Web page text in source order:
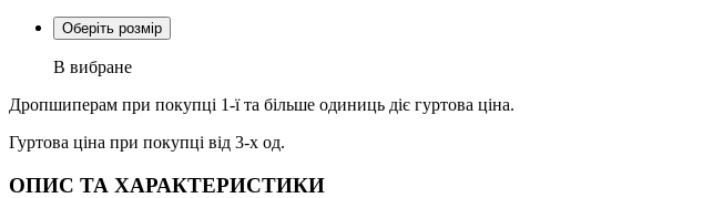
Оберіть розмір
В вибране
Дропшиперам при покупці 1-ї та більше одиниць діє гуртова ціна.
Гуртова ціна при покупці від 3-х од.
ОПИС ТА ХАРАКТЕРИСТИКИ